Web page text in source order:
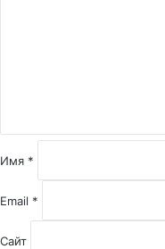
и
й
Имя *
Email *
Сайт